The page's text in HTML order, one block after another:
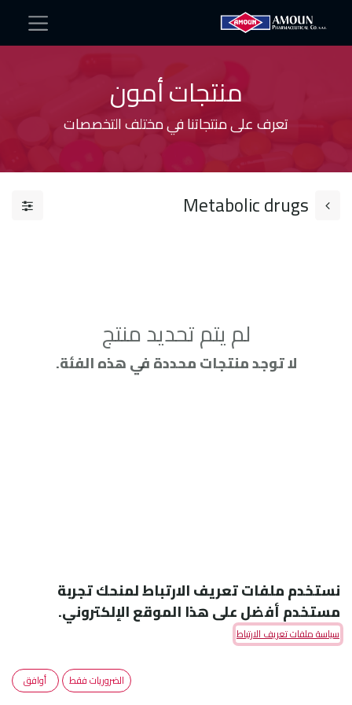
منتجات أمون
تعرف على منتجاتنا في مختلف التخصصات
Metabolic drugs​
لم يتم تحديد منتج
لا توجد منتجات محددة في هذه الفئة.
Amoun Pharmaceutical Co. S.A.E
نستخدم ملفات تعريف الارتباط لمنحك تجربة
مستخدم أفضل على هذا الموقع الإلكتروني.
سياسة ملفات تعريف الارتباط
الضروريات فقط أوافق